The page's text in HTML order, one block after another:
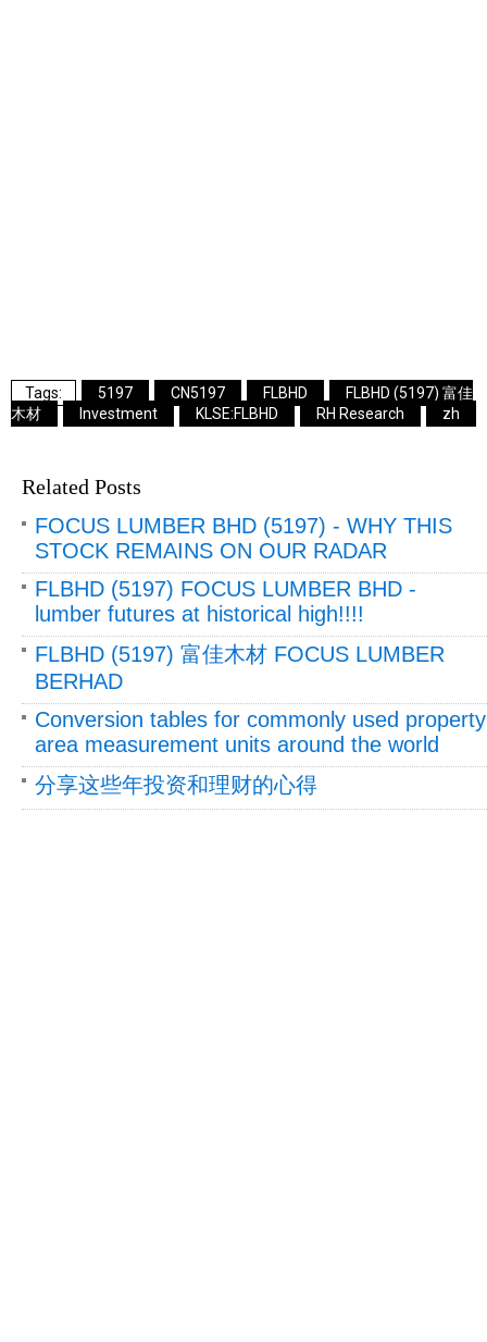
5197 CN5197 FLBHD
FLBHD (5197) 富佳
木材
Investment KLSE:FLBHD RH Research zh
Related Posts
FOCUS LUMBER BHD (5197) - WHY THIS
STOCK REMAINS ON OUR RADAR
FLBHD (5197) FOCUS LUMBER BHD -
lumber futures at historical high!!!!
FLBHD (5197) 富佳木材 FOCUS LUMBER
BERHAD
Conversion tables for commonly used property
area measurement units around the world
分享这些年投资和理财的心得